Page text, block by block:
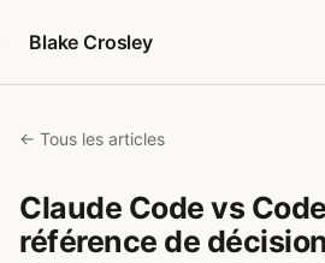
Blake Crosley
← Tous les articles
Claude Code vs
référence de décision